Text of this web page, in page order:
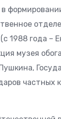
1988 года –
музея
частных